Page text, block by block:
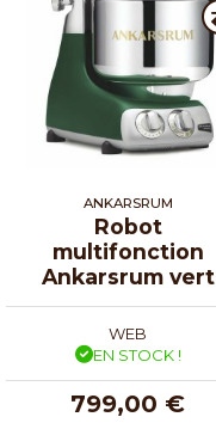
ANKARSRUM
Robot
multifonction
Ankarsrum vert
WEB
EN STOCK !
799,00 €